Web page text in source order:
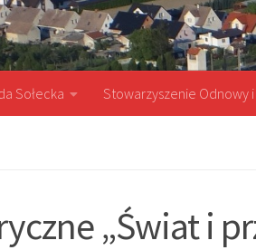
Sołecka Stowarzyszenie Odnowy i
„Świat i